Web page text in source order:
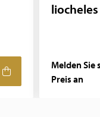
Melden Sie
Preis an